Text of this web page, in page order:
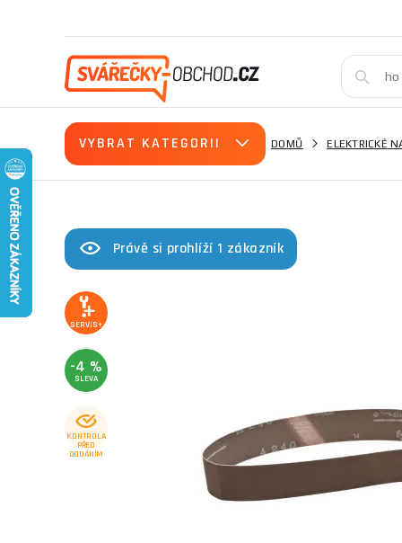
VYBRAT KATEGORII DOMŮ ELEKTRICKÉ
Právě si prohlíží 1 zákazník
SERVIS+
-4 %
SLEVA
KONTROLA
PŘED
DODÁNÍM